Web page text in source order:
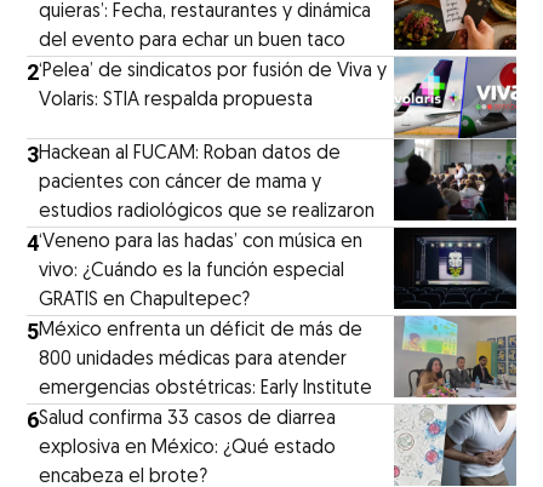
quieras’: Fecha, restaurantes y dinámica
del evento para echar un buen taco
2‘Pelea’ de sindicatos por fusión de Viva y
Volaris: STIA respalda propuesta
3Hackean al FUCAM: Roban datos de
pacientes con cáncer de mama y
estudios radiológicos que se realizaron
4‘Veneno para las hadas’ con música en
vivo: ¿Cuándo es la función especial
GRATIS en Chapultepec?
5México enfrenta un déficit de más de
800 unidades médicas para atender
emergencias obstétricas: Early Institute
6Salud confirma 33 casos de diarrea
explosiva en México: ¿Qué estado
encabeza el brote?